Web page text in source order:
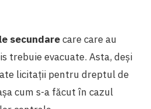
secundarecare care au
trebuie evacuate. Asta, deși
licitații pentru dreptul de
cum s-a făcut în cazul